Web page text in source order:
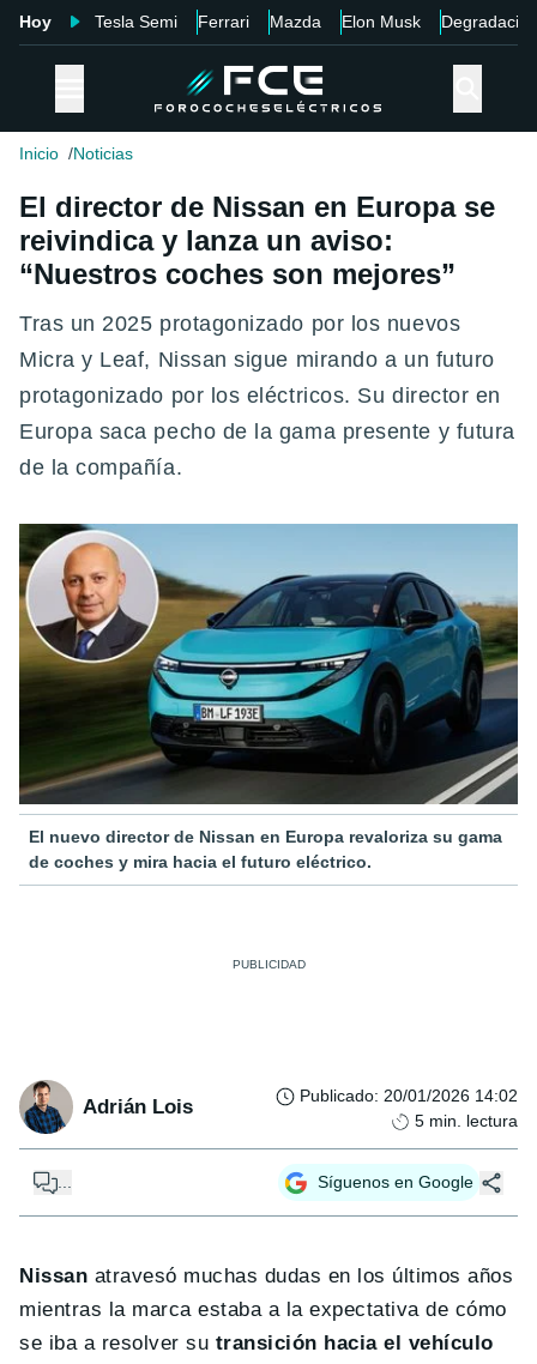
Hoy Tesla Semi Ferrari Mazda Elon Musk Degradación
Inicio Noticias
El director de Nissan en Europa se
reivindica y lanza un aviso:
“Nuestros coches son mejores”
Tras un 2025 protagonizado por los nuevos
Micra y Leaf, Nissan sigue mirando a un futuro
protagonizado por los eléctricos. Su director en
Europa saca pecho de la gama presente y futura
de la compañía.
El nuevo director de Nissan en Europa revaloriza su gama
de coches y mira hacia el futuro eléctrico.
Adrián Lois Publicado: 20/01/2026 14:02
5 min. lectura
... Síguenos en Google
Nissan atravesó muchas dudas en los últimos años
mientras la marca estaba a la expectativa de cómo
se iba a resolver su transición hacia el vehículo